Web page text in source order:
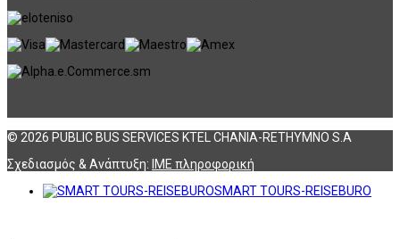
© 2026 PUBLIC BUS SERVICES KTEL CHANIA-RETHYMNO S.A
Σχεδιασμός & Ανάπτυξη: ΙΜΕ πληροφορική
SMART TOURS-REISEBURO